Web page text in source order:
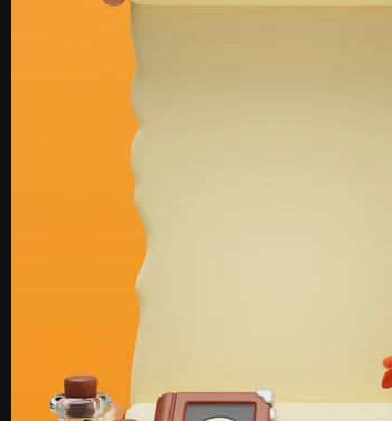
agências e estúdios.
Português
Copyright © 2010- Freepik Company S.L.U.